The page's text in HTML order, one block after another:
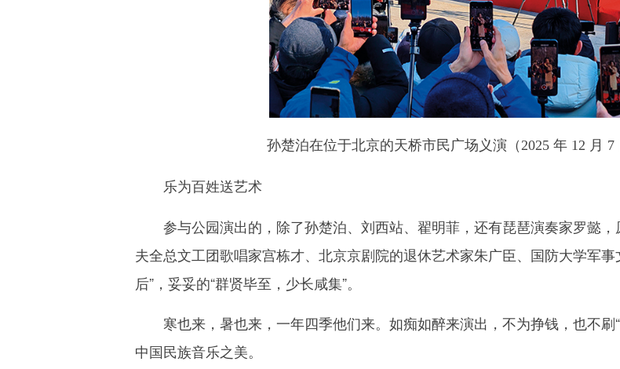
孙楚泊在位于北京的天桥市民广场义演（2025 年 12 月
乐为百姓送艺术
参与公园演出的，除了孙楚泊、刘西站、翟明菲，还有琵琶演奏家罗懿，
夫全总文工团歌唱家宫栋才、北京京剧院的退休艺术家朱广臣、国防大学军
后”，妥妥的“群贤毕至，少长咸集”。
寒也来，暑也来，一年四季他们来。如痴如醉来演出，不为挣钱，也不刷
中国民族音乐之美。